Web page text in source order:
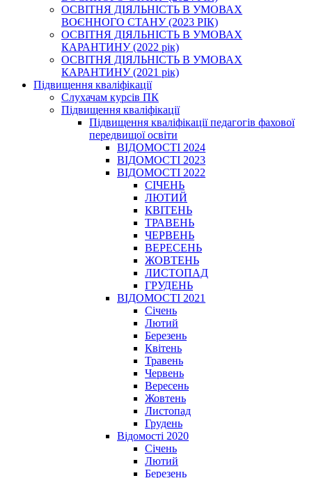
ОСВІТНЯ ДІЯЛЬНІСТЬ В УМОВАХ
ВОЄННОГО СТАНУ (2023 РІК)
ОСВІТНЯ ДІЯЛЬНІСТЬ В УМОВАХ
КАРАНТИНУ (2022 рік)
ОСВІТНЯ ДІЯЛЬНІСТЬ В УМОВАХ
КАРАНТИНУ (2021 рік)
Підвищення кваліфікації
Слухачам курсів ПК
Підвищення кваліфікації
Підвищення кваліфікації педагогів фахової
передвищої освіти
ВІДОМОСТІ 2024
ВІДОМОСТІ 2023
ВІДОМОСТІ 2022
СІЧЕНЬ
ЛЮТИЙ
КВІТЕНЬ
ТРАВЕНЬ
ЧЕРВЕНЬ
ВЕРЕСЕНЬ
ЖОВТЕНЬ
ЛИСТОПАД
ГРУДЕНЬ
ВІДОМОСТІ 2021
Січень
Лютий
Березень
Квітень
Травень
Червень
Вересень
Жовтень
Листопад
Грудень
Відомості 2020
Січень
Лютий
Березень